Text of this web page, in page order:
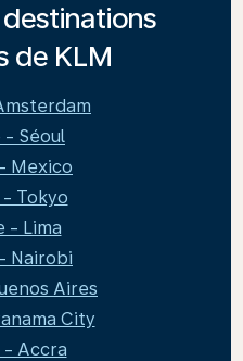
de KLM
- Séoul
Mexico
Tokyo
- Lima
Nairobi
Aires
City
- Accra